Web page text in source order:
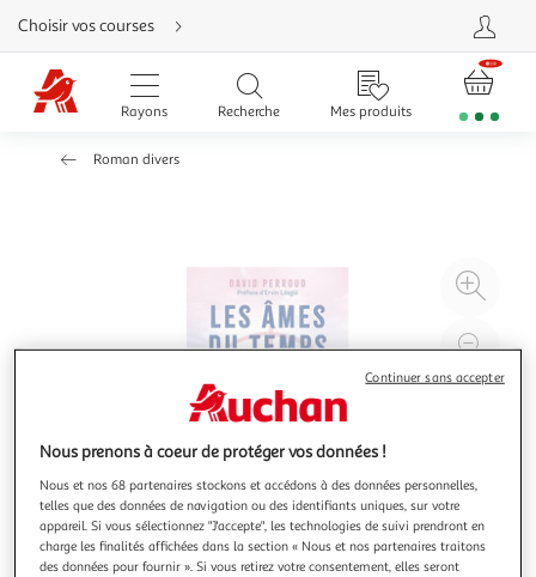
Aller
directement
au
contenu
Aller
directement
Aller
Choisir vos courses
Rayons Recherche Mes produits
Roman divers
à
Nous prenons à coeur de protéger vos données !
Nous et nos 68 partenaires stockons et accédons à des données personnelles,
telles que des données de navigation ou des identifiants uniques, sur votre
appareil. Si vous sélectionnez "J'accepte", les technologies de suivi prendront en
charge les finalités affichées dans la section « Nous et nos partenaires traitons
des données pour fournir ». Si vous retirez votre consentement, elles seront
Continuer sans accepter